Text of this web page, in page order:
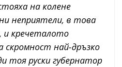
на колене
неприятели, в това
и кречеталото
най-дръзко
тоя руски губернатор